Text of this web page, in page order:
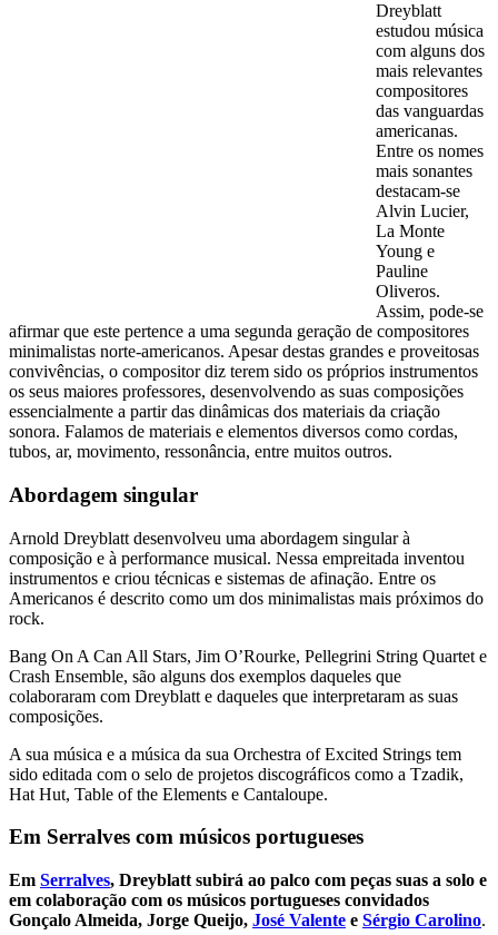
Dreyblatt
estudou música
com alguns dos
mais relevantes
compositores
das vanguardas
americanas.
Entre os nomes
mais sonantes
destacam-se
Alvin Lucier,
La Monte
Young e
Pauline
Oliveros.
Assim, pode-se
afirmar que este pertence a uma segunda geração de compositores
minimalistas norte-americanos. Apesar destas grandes e proveitosas
convivências, o compositor diz terem sido os próprios instrumentos
os seus maiores professores, desenvolvendo as suas composições
essencialmente a partir das dinâmicas dos materiais da criação
sonora. Falamos de materiais e elementos diversos como cordas,
tubos, ar, movimento, ressonância, entre muitos outros.
Abordagem singular
Arnold Dreyblatt desenvolveu uma abordagem singular à
composição e à performance musical. Nessa empreitada inventou
instrumentos e criou técnicas e sistemas de afinação. Entre os
Americanos é descrito como um dos minimalistas mais próximos do
rock.
Bang On A Can All Stars, Jim O’Rourke, Pellegrini String Quartet e
Crash Ensemble, são alguns dos exemplos daqueles que
colaboraram com Dreyblatt e daqueles que interpretaram as suas
composições.
A sua música e a música da sua Orchestra of Excited Strings tem
sido editada com o selo de projetos discográficos como a Tzadik,
Hat Hut, Table of the Elements e Cantaloupe.
Em Serralves com músicos portugueses
Em Serralves, Dreyblatt subirá ao palco com peças suas a solo e
em colaboração com os músicos portugueses convidados
Gonçalo Almeida, Jorge Queijo, José Valente e Sérgio Carolino.